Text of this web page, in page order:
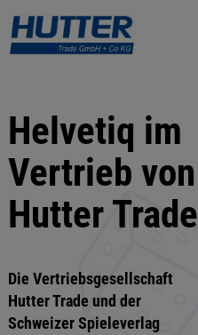
Helvetiq im
Vertrieb von
Hutter Trade
Die Vertriebsgesellschaft
Hutter Trade und der
Schweizer Spieleverlag